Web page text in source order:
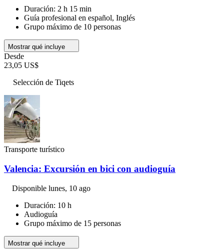
Duración: 2 h 15 min
Guía profesional en español, Inglés
Grupo máximo de 10 personas
Mostrar qué incluye
Desde
23,05 US$
Selección de Tiqets
Transporte turístico
Valencia: Excursión en bici con audioguía
Disponible lunes, 10 ago
Duración: 10 h
Audioguía
Grupo máximo de 15 personas
Mostrar qué incluye